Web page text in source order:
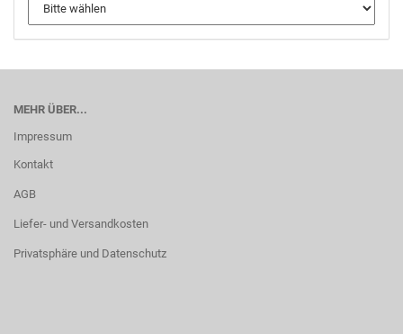
MEHR ÜBER...
Impressum
Kontakt
AGB
Liefer- und Versandkosten
Privatsphäre und Datenschutz